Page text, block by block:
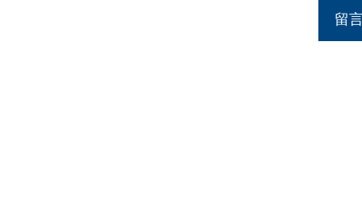
留